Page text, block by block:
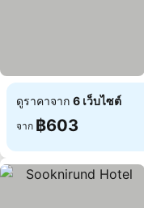
ดูราคาจาก 6 เว็บไซต์
จาก ฿603